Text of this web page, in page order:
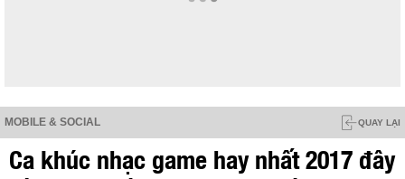
MOBILE & SOCIAL QUAY LẠI
Ca khúc nhạc game hay nhất 2017 đây